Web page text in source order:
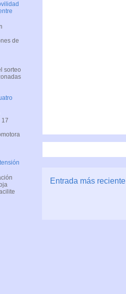
Entrada más reciente
de
sorteo
17